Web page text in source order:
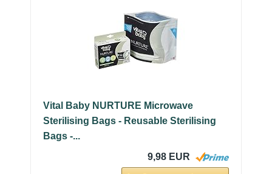
Vital Baby NURTURE Microwave
Sterilising Bags - Reusable Sterilising
Bags -...
9,98 EUR